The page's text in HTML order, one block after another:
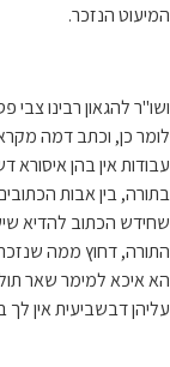
המיעוט הנזכר.
ושו"ר להגאון רבינו
לומר כן, וכתב דמה
עבודות אין בהן
בתורה, בין אבות
שחידש הכתוב להדיא
התורה, דחוץ ממה
הא איכא למימר שאר
עליהן דבשביעית אין לך